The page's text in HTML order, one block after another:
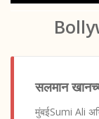
सलमान
मुंबईSumi Ali